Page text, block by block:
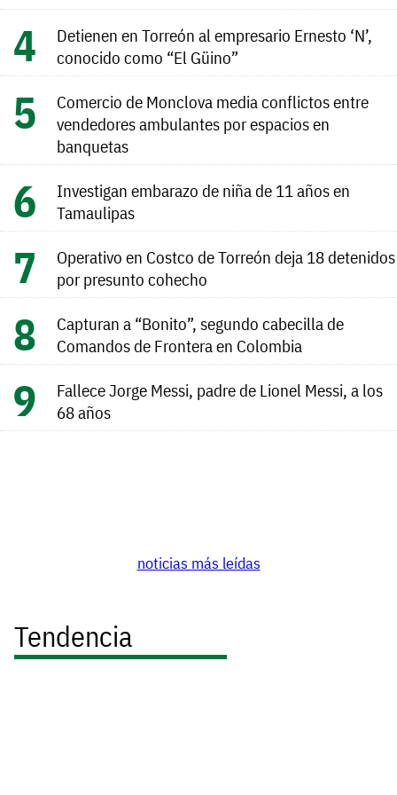
Detienen en Torreón al empresario Ernesto ‘N’,
conocido como “El Güino”
Comercio de Monclova media conflictos entre
vendedores ambulantes por espacios en
banquetas
Investigan embarazo de niña de 11 años en
Tamaulipas
Operativo en Costco de Torreón deja 18 detenidos
por presunto cohecho
Capturan a “Bonito”, segundo cabecilla de
Comandos de Frontera en Colombia
Fallece Jorge Messi, padre de Lionel Messi, a los
68 años
noticias más leídas
Tendencia